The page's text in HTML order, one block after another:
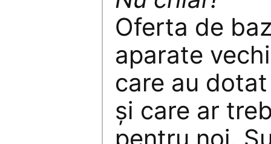
Oferta de
aparate
care au
şi care ar